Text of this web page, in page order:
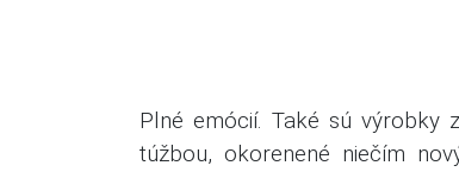
Plné emócií. Také sú výrobky
túžbou, okorenené niečím